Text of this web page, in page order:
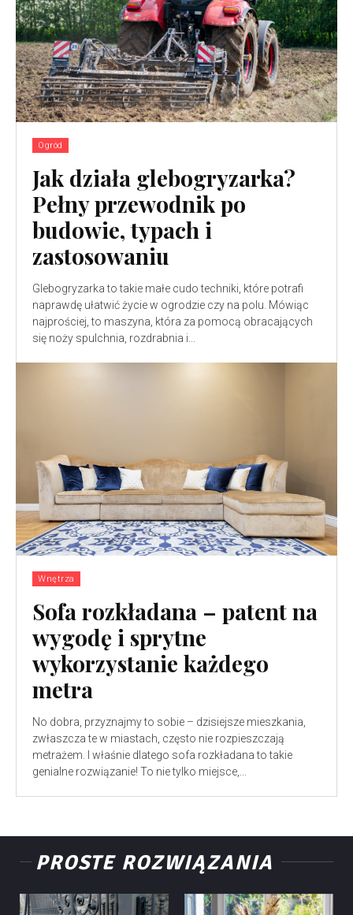
Ogród
Jak działa glebogryzarka?
Pełny przewodnik po
budowie, typach i
zastosowaniu
Glebogryzarka to takie małe cudo techniki, które potrafi
naprawdę ułatwić życie w ogrodzie czy na polu. Mówiąc
najprościej, to maszyna, która za pomocą obracających
się noży spulchnia, rozdrabnia i...
Wnętrza
Sofa rozkładana – patent na
wygodę i sprytne
wykorzystanie każdego
metra
No dobra, przyznajmy to sobie – dzisiejsze mieszkania,
zwłaszcza te w miastach, często nie rozpieszczają
metrażem. I właśnie dlatego sofa rozkładana to takie
genialne rozwiązanie! To nie tylko miejsce,...
PROSTE ROZWIĄZANIA